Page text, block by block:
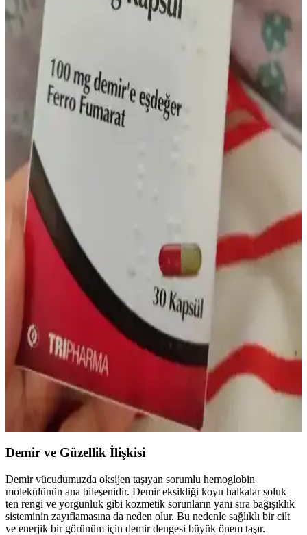
Saç dökülmesi vitamin eksiklikleriyle yakından ilişkilidir. Biotin, D,
B12, C, E vitaminleri ile demir ve çinko, saç sağlığını destekleyerek
dökülmeyi azaltır. Doğru beslenme ve takviye önemlidir.
Solgar Demir Hapı: Etkili Demir Takviyesi ve
Kullanıcı Deneyimleri Rehberi
Solgar demir hapı, yüksek emilim ve düşük yan etki profiliyle demir
eksikliği yaşayanlar için etkili bir takviyedir. Kullanıcı deneyimleri
ve kullanım önerileriyle sağlıklı destek sunar.
Demir Serumu Yan Etkileri ve Cilt Bakımında
Doğru Kullanım Rehberi
Demir serumu ciltte parlaklık ve ton düzenlerken yan etkiler
oluşturabilir. Kızarıklık, tahriş ve alerji risklerine karşı doğru
kullanım ve dikkat önemlidir. Bilinçli cilt bakımı için öneriler
sunuluyor.
Bebeklerde Demir İlacı Kullanımı: Sağlıklı Büyüme
İçin Doğru Destek ve Bilinçli Yaklaşım
Bebeklerde demir ilacı kullanımı, sağlıklı büyüme ve gelişim için
kritik öneme sahiptir. Dozaj, kullanım şekli ve beslenme dengesiyle
demir eksikliği önlenebilir ve tedavi edilebilir.
Mideye Dokunmayan Demir İlacı ile Konforlu ve
Etkin Demir Takviyesi Yöntemleri
Mideye dokunmayan demir ilaçları, mide rahatsızlıklarını azaltarak
demir eksikliği tedavisinde konforlu ve etkili bir çözüm sunar.
Hassas mideye sahip bireyler için ideal takviyedir.
Demir ve Güzellik İlişkisi
Demir vücudumuzda oksijen taşıyan sorumlu hemoglobin
molekülünün ana bileşenidir. Demir eksikliği koyu halkalar soluk
ten rengi ve yorgunluk gibi kozmetik sorunların yanı sıra bağışıklık
sisteminin zayıflamasına da neden olur. Bu nedenle sağlıklı bir cilt
ve enerjik bir görünüm için demir dengesi büyük önem taşır.